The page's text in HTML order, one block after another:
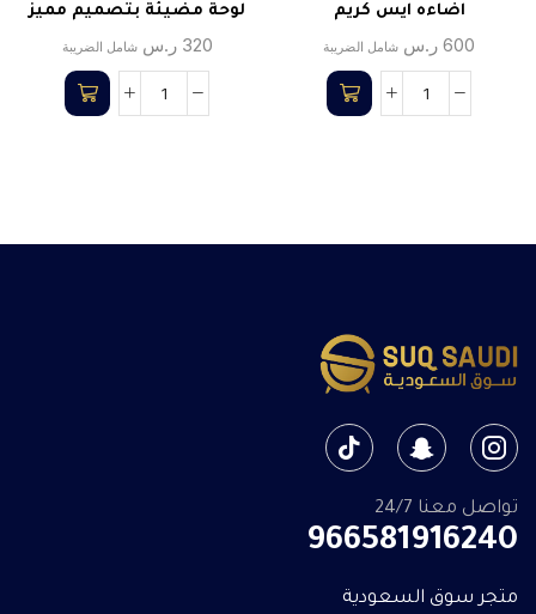
اضاءه ايس كريم
600 ر.س شامل الضريبة
لوحة مضيئة بتصميم مميز
320 ر.س شامل الضريبة
تواصل معنا 24/7
966581916240
متجر سوق السعودية